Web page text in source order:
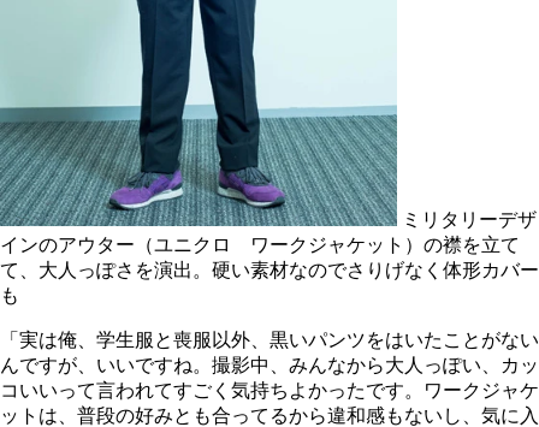
ミリタリーデザ
インのアウター（ユニクロ ワークジャケット）の襟を立て
て、大人っぽさを演出。硬い素材なのでさりげなく体形カバー
も
「実は俺、学生服と喪服以外、黒いパンツをはいたことがない
んですが、いいですね。撮影中、みんなから大人っぽい、カッ
コいいって言われてすごく気持ちよかったです。ワークジャケ
ットは、普段の好みとも合ってるから違和感もないし、気に入